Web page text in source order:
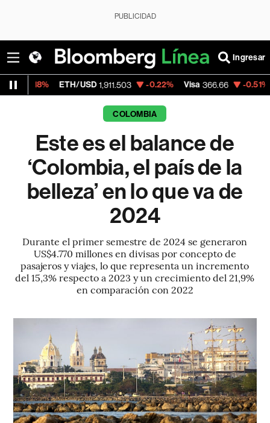
PUBLICIDAD
Ingresar
ETH/USD 1,911.503 -0.22% Visa 366.66 -0.51%
COLOMBIA
Este es el balance de
‘Colombia, el país de la
belleza’ en lo que va de
2024
Durante el primer semestre de 2024 se generaron
US$4.770 millones en divisas por concepto de
pasajeros y viajes, lo que representa un incremento
del 15,3% respecto a 2023 y un crecimiento del 21,9%
en comparación con 2022